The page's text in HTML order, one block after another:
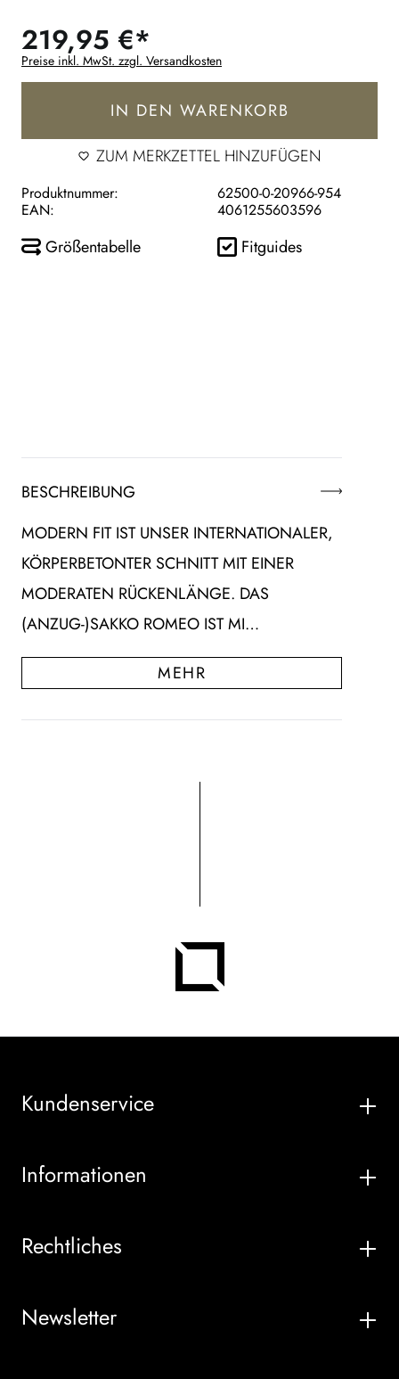
219,95 €*
Preise inkl. MwSt. zzgl. Versandkosten
IN DEN WARENKORB
ZUM MERKZETTEL HINZUFÜGEN
Produktnummer:
62500-0-20966-954
EAN:
4061255603596
Größentabelle Fitguides
BESCHREIBUNG
MODERN FIT IST UNSER INTERNATIONALER,
KÖRPERBETONTER SCHNITT MIT EINER
MODERATEN RÜCKENLÄNGE. DAS
(ANZUG-)SAKKO ROMEO IST MI…
MEHR
Kundenservice
Informationen
Rechtliches
Newsletter